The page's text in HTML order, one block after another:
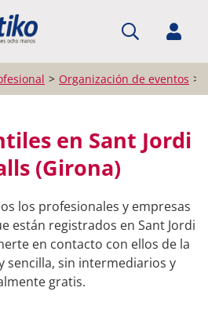
Organización de eventos
en Sant Jordi
(Girona)
los profesionales y empresas
están registrados en Sant Jordi
en contacto con ellos de la
sencilla, sin intermediarios y
gratis.